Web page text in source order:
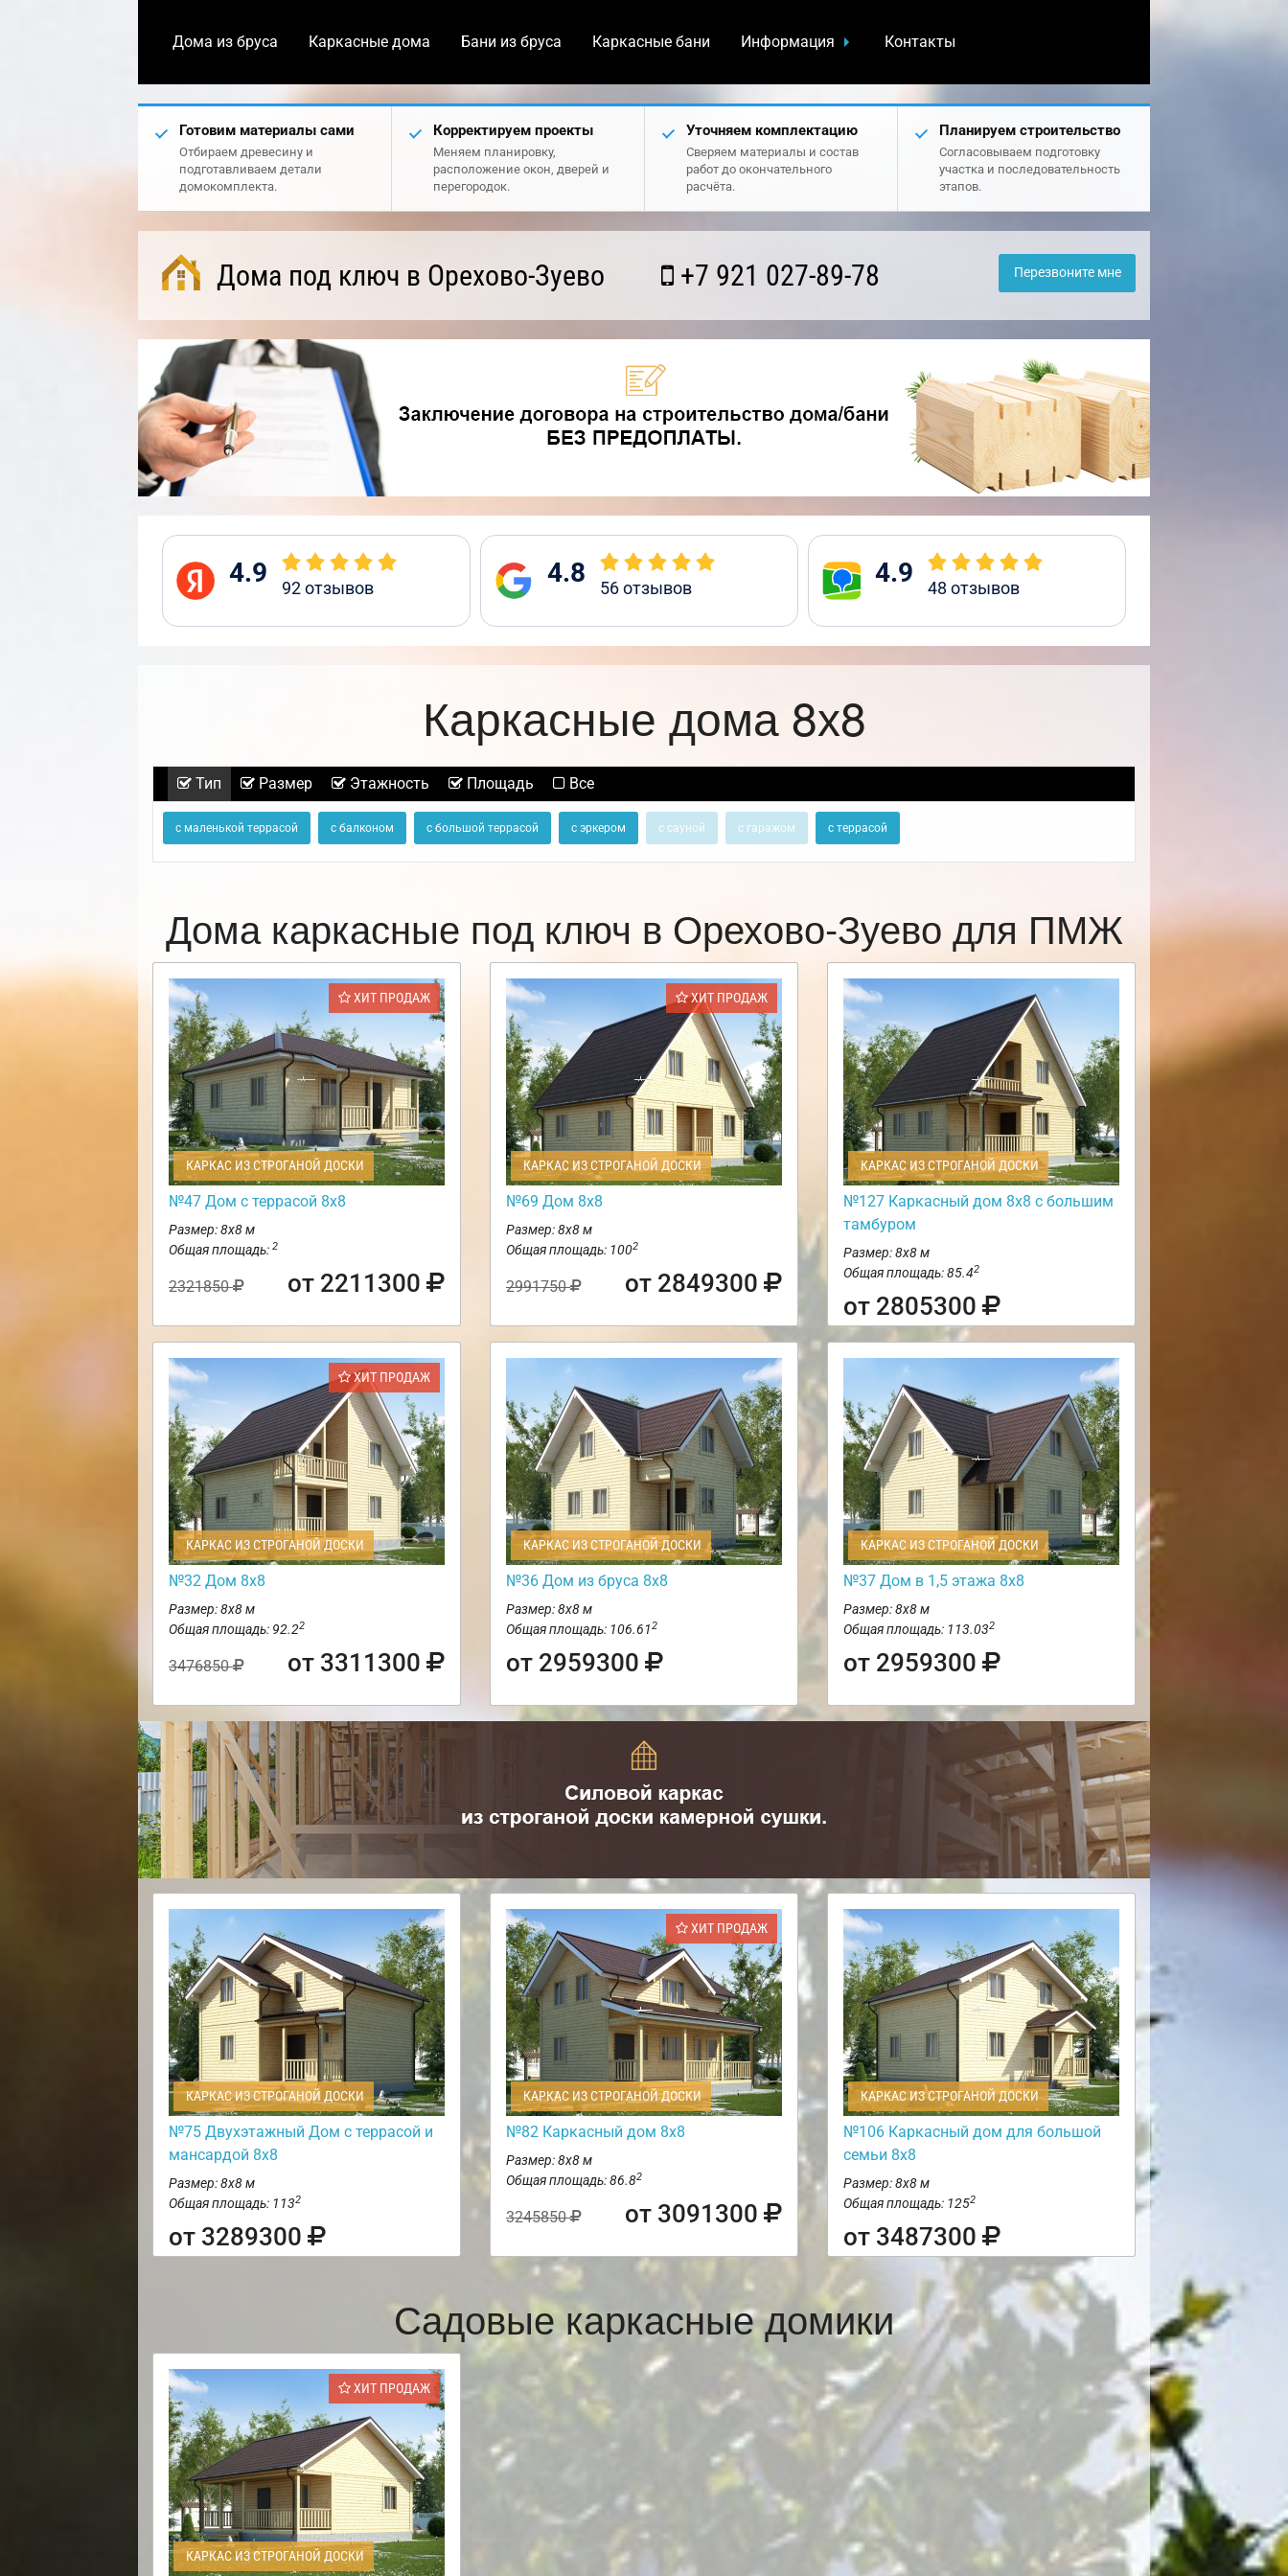
Дома из бруса Каркасные дома Бани из бруса Каркасные бани Информация Контакты
Готовим материалы сами
Отбираем древесину и
подготавливаем детали
домокомплекта.
Корректируем проекты
Меняем планировку,
расположение окон, дверей и
перегородок.
Уточняем комплектацию
Сверяем материалы и состав
работ до окончательного
расчёта.
Планируем строительство
Согласовываем подготовку
участка и последовательность
этапов.
Дома под ключ в Орехово-Зуево +7 921 027-89-78 Перезвоните мне
4.9 92отзывов 4.8 56отзывов 4.9 48 отзывов
Каркасные дома 8х8
Тип Размер Этажность Площадь Все
с маленькой террасой с балконом с большой террасой с эркером с сауной с гаражом с террасой
Дома каркасные под ключ в Орехово-Зуево для ПМЖ
ХИТ ПРОДАЖ
КАРКАС ИЗ СТРОГАНОЙ ДОСКИ
№47 Дом с террасой 8х8
Размер: 8х8 м
Общая площадь: 2
2321850 от 2211300
ХИТ ПРОДАЖ
КАРКАС ИЗ СТРОГАНОЙ ДОСКИ
№69 Дом 8х8
Размер: 8х8 м
Общая площадь: 1002
2991750 от 2849300
КАРКАС ИЗ СТРОГАНОЙ ДОСКИ
№127 Каркасный дом 8х8 с большим
тамбуром
Размер: 8х8 м
Общая площадь: 85.42
от 2805300
ХИТ ПРОДАЖ
КАРКАС ИЗ СТРОГАНОЙ ДОСКИ
№32 Дом 8х8
Размер: 8х8 м
Общая площадь: 92.22
3476850 от 3311300
КАРКАС ИЗ СТРОГАНОЙ ДОСКИ
№36 Дом из бруса 8х8
Размер: 8х8 м
Общая площадь: 106.612
от 2959300
КАРКАС ИЗ СТРОГАНОЙ ДОСКИ
№37 Дом в 1,5 этажа 8х8
Размер: 8х8 м
Общая площадь: 113.032
от 2959300
КАРКАС ИЗ СТРОГАНОЙ ДОСКИ
№75 Двухэтажный Дом с террасой и
мансардой 8х8
Размер: 8х8 м
Общая площадь: 1132
от 3289300
ХИТ ПРОДАЖ
КАРКАС ИЗ СТРОГАНОЙ ДОСКИ
№82 Каркасный дом 8х8
Размер: 8х8 м
Общая площадь: 86.82
3245850 от 3091300
КАРКАС ИЗ СТРОГАНОЙ ДОСКИ
№106 Каркасный дом для большой
семьи 8х8
Размер: 8х8 м
Общая площадь: 1252
от 3487300
Садовые каркасные домики
ХИТ ПРОДАЖ
КАРКАС ИЗ СТРОГАНОЙ ДОСКИ